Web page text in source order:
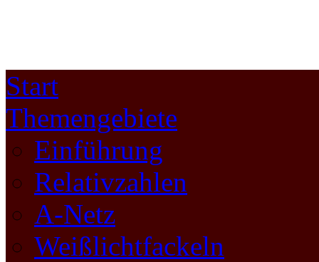
Start
Themengebiete
Einführung
Relativzahlen
A-Netz
Weißlichtfackeln